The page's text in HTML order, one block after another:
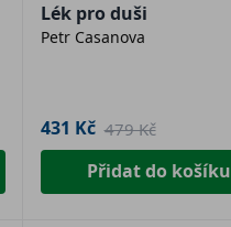
Lék pro duši
Petr Casanova
431 Kč 479 Kč
Přidat do košíku